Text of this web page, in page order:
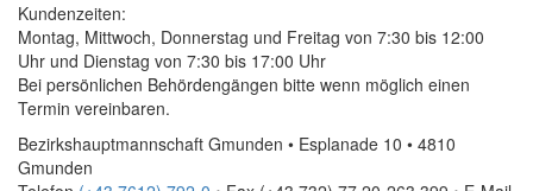
Kundenzeiten:
Montag, Mittwoch, Donnerstag und Freitag von 7:30 bis 12:00
Uhr und Dienstag von 7:30 bis 17:00 Uhr
Bei persönlichen Behördengängen bitte wenn möglich einen
Termin vereinbaren.
Bezirkshauptmannschaft Gmunden • Esplanade 10 • 4810
Gmunden